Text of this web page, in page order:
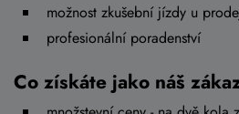
možnost zkušební jízdy u
profesionální poradenství
Co získáte jako náš